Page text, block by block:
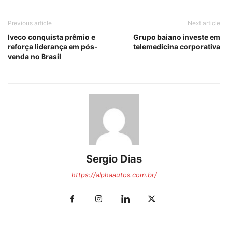
Previous article
Iveco conquista prêmio e
reforça liderança em pós-
venda no Brasil
Next article
Grupo baiano investe em
telemedicina corporativa
Sergio Dias
https://alphaautos.com.br/